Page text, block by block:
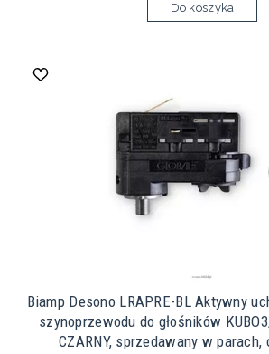
Do koszyka
Biamp Desono LRAPRE-BL Aktywny
szynoprzewodu do głośników
CZARNY, sprzedawany w parach,